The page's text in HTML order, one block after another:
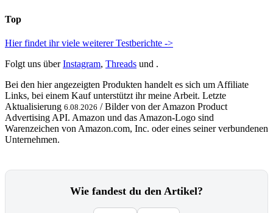
Top
Hier findet ihr viele weiterer Testberichte ->
Folgt uns überInstagram, Threads und .
Bei den hier angezeigten Produkten handelt es sich um Affiliate
Links, bei einem Kauf unterstützt ihr meine Arbeit. Letzte
Aktualisierung 6.08.2026 / Bilder von der Amazon Product
Advertising API. Amazon und das Amazon-Logo sind
Warenzeichen von Amazon.com, Inc. oder eines seiner verbundenen
Unternehmen.
Wie fandest du den Artikel?